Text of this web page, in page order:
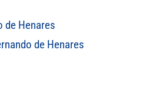
de Henares
de Henares